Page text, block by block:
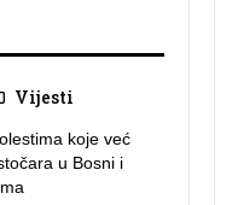
Vijesti
koje već
u Bosni i